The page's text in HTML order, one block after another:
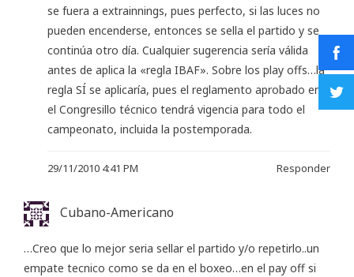
se fuera a extrainnings, pues perfecto, si las luces no
pueden encenderse, entonces se sella el partido y se
continúa otro día. Cualquier sugerencia sería válida
antes de aplica la «regla IBAF». Sobre los play offs…la
regla SÍ se aplicaría, pues el reglamento aprobado en
el Congresillo técnico tendrá vigencia para todo el
campeonato, incluida la postemporada.
29/11/2010 4:41 PM Responder
Cubano-Americano
…Creo que lo mejor seria sellar el partido y/o repetirlo..un
empate tecnico como se da en el boxeo…en el pay off si